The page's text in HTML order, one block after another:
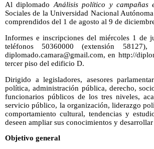
Al diplomadoAnálisis político y campañas
Sociales de la Universidad Nacional
comprendidos del 1 de agosto al 9 de
Informes e inscripciones del miércoles 1
teléfonos 50360000 (extensión
diplomado.camara@gmail.com, en http://
tercer piso del edificio D.
Dirigido a legisladores, asesores
política, administración pública, derecho,
funcionarios públicos de los tres niveles,
servicio público, la organización, liderazgo
comportamiento cultural, tendencias y
deseen ampliar sus conocimientos y
Objetivo general